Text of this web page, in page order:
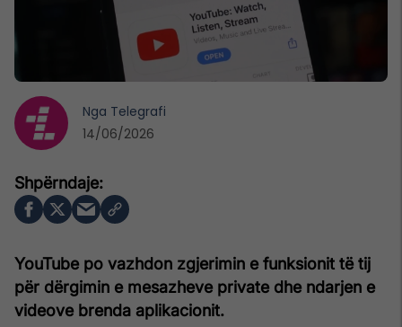
YouTube po vazhdon zgjerimin e funksionit të tij
për dërgimin e mesazheve private dhe ndarjen e
videove brenda aplikacionit.
Nga Telegrafi
14/06/2026